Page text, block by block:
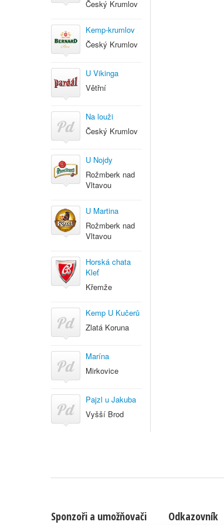
Český Krumlov
Kemp-krumlov
Český Krumlov
U Vikinga
Větřní
Na louži
Český Krumlov
U Nojdy
Rožmberk nad
Vltavou
U Martina
Rožmberk nad
Vltavou
Horská chata
Kleť
Křemže
Kemp U Kučerů
Zlatá Koruna
Marína
Mirkovice
Pajzl u Jakuba
Vyšší Brod
Sponzoři a umožňovači Odkazovník